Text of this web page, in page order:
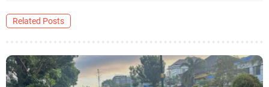
Related Posts